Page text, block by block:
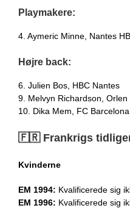
Playmakere:
4. Aymeric Minne, Nantes HB
Højre back:
6. Julien Bos, HBC Nantes
9. Melvyn Richardson, Orlen
10. Dika Mem, FC Barcelona
🇫🇷 Frankrigs
Kvinderne
EM 1994: Kvalificerede sig
EM 1996: Kvalificerede sig